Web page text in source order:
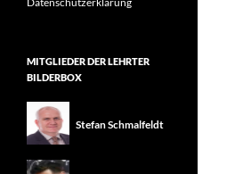
MITGLIEDER DER LEHRTER
BILDERBOX
Stefan Schmalfeldt